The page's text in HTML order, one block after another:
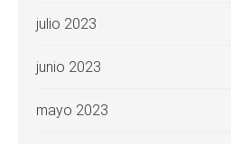
julio 2023
junio 2023
mayo 2023